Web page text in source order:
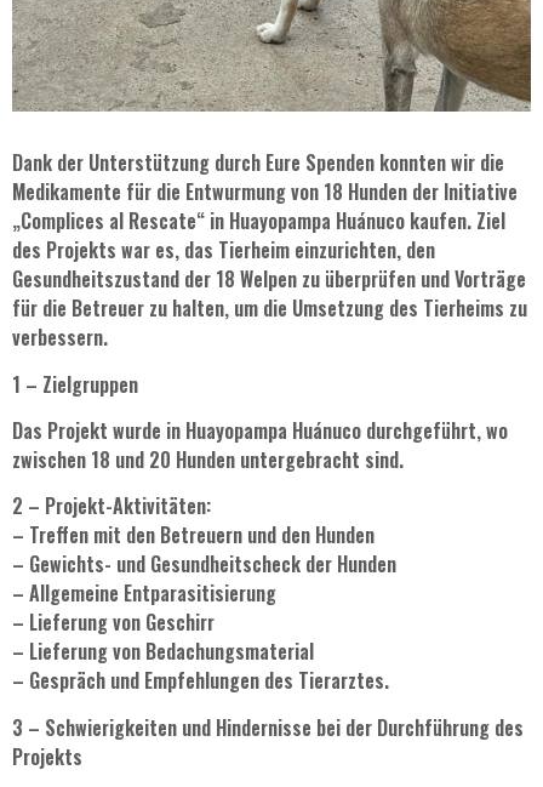
Dank der Unterstützung durch Eure Spenden konnten wir die
Medikamente für die Entwurmung von 18 Hunden der Initiative
„Complices al Rescate“ in Huayopampa Huánuco kaufen. Ziel
des Projekts war es, das Tierheim einzurichten, den
Gesundheitszustand der 18 Welpen zu überprüfen und Vorträge
für die Betreuer zu halten, um die Umsetzung des Tierheims zu
verbessern.
1 – Zielgruppen
Das Projekt wurde in Huayopampa Huánuco durchgeführt, wo
zwischen 18 und 20 Hunden untergebracht sind.
2 – Projekt-Aktivitäten:
– Treffen mit den Betreuern und den Hunden
– Gewichts- und Gesundheitscheck der Hunden
– Allgemeine Entparasitisierung
– Lieferung von Geschirr
– Lieferung von Bedachungsmaterial
– Gespräch und Empfehlungen des Tierarztes.
3 – Schwierigkeiten und Hindernisse bei der Durchführung des
Projekts